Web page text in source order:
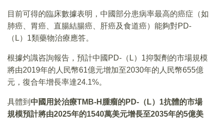
目前可得的臨床數據表明，中國部分患病率最高的癌症（如
肺癌、胃癌、直腸結腸癌、肝癌及食道癌）能夠對PD-
（L）1類藥物治療應答。
根據灼識咨詢報告，預計中國PD-（L）1抑製劑的市場規模
將由2019年的人民幣61億元增加至2030年的人民幣655億
元，復合年增長率達24.1%。
具體到 中國用於治療TMB-H 腫瘤的PD-（L）1抗體的市場
規模預計將由2025年的1540萬美元增長至2035年的5億美